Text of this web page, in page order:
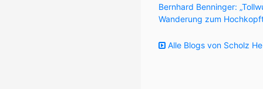
Bernhard Benninger:
Wanderung zum
Alle Blogs von Scholz